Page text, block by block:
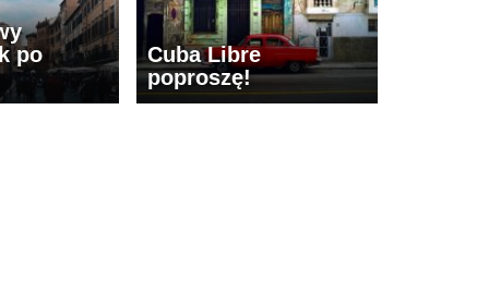
po
Cuba Libre
poproszę!